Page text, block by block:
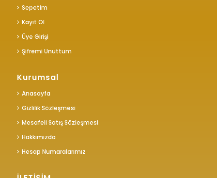
Sepetim
Kayıt Ol
Üye Girişi
Şifremi Unuttum
Kurumsal
Anasayfa
Gizlilik Sözleşmesi
Mesafeli Satış Sözleşmesi
Hakkımızda
Hesap Numaralarımız